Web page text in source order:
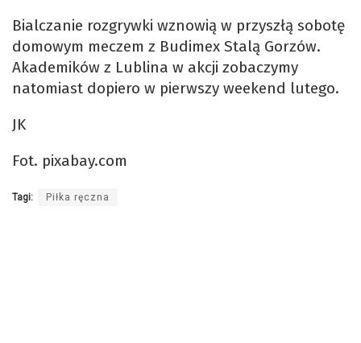
Bialczanie rozgrywki wznowią w przyszłą sobotę
domowym meczem z Budimex Stalą Gorzów.
Akademików z Lublina w akcji zobaczymy
natomiast dopiero w pierwszy weekend lutego.
JK
Fot. pixabay.com
Tagi: Piłka ręczna